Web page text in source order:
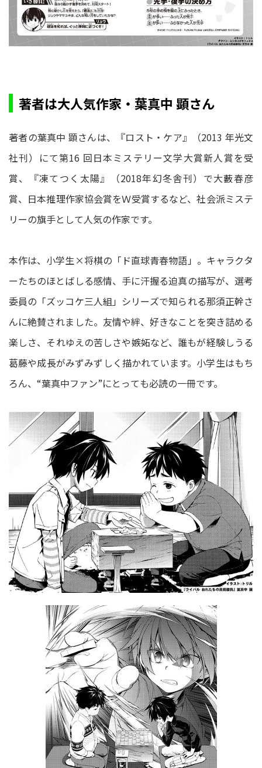
著者は大人気作家・葉真中 顕さん
著者の葉真中 顕さんは、『ロスト・ケア』（2013 年光文
社刊）にて第16 回日本ミステリー文学大賞新人賞を受
賞、『凍てつく太陽』（2018年幻冬舎刊）で大藪春彦
賞、日本推理作家協会賞をＷ受賞するなど、社会派ミステ
リーの旗手として人気の作家です。
本作は、小学生×将棋の「ド直球青春物語」。キャラクタ
ーたちのほとばしる感情、手に汗握る迫真の描写が、選考
委員の「ズッコケ三人組」シリーズで知られる那須正幹さ
んに絶賛されました。友情や絆、好きなことを突き詰める
楽しさ、それゆえの苦しさや嫉妬など、誰もが経験しうる
葛藤や成長がみずみずしく描かれています。小学生はもち
ろん、“葉真中ファン”にとっても必読の一冊です。